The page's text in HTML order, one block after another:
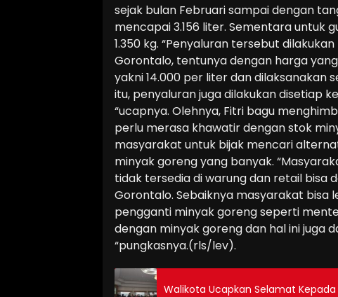
sejak bulan Februari sampai dengan
mencapai 3.156 liter. Sementara untuk
1.350 kg. “Penyaluran tersebut
Gorontalo, tentunya dengan harga
yakni 14.000 per liter dan dilaksanakan
itu, penyaluran juga dilakukan disetiap
“ucapnya. Olehnya, Fitri bagu
perlu merasa khawatir dengan stok
masyarakat untuk bijak mencari
minyak goreng yang banyak.
tidak tersedia di warung dan retail bisa
Gorontalo. Sebaiknya masyarakat bisa
pengganti minyak goreng seperti
dengan minyak goreng dan hal ini juga
“pungkasnya.(rls/lev).
Walikota Ucapkan Selamat Kepada